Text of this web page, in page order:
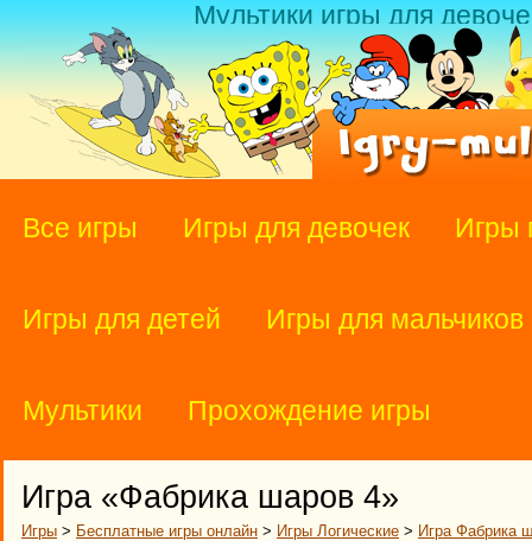
Мультики игры для
Все игры Игры для девочек Игры
Игры для детей Игры для мальчиков
Мультики Прохождение игры
Игра «Фабрика шаров 4»
Игры > Бесплатные игры онлайн > Игры Логические > Игра Фабрика